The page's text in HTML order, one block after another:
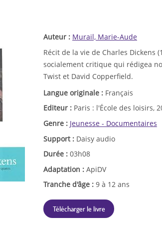
Auteur : Murail, Marie-Aude
Récit de la vie de Charles Dickens
socialement critique qui rédigea
Twist et David Copperfield.
Langue originale : Français
Editeur : Paris : l'École des loisirs,
Genre : Jeunesse - Documentaires
Support : Daisy audio
Durée : 03h08
Adaptation : ApiDV
Tranche d'âge : 9 à 12 ans
Télécharger le livre